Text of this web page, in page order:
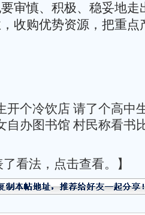
审慎、积极、稳妥地走
收购优势资源，把重点
开个冷饮店 请了个高中
自办图书馆 村民称看书
看法，点击查看。】